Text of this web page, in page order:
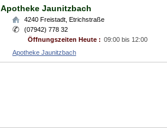
Apotheke Jaunitzbach
4240 Freistadt Etrichstraße
(07942) 778 32
Öffnungszeiten Heute : 09:00 bis 12:00
Apotheke Jaunitzbach